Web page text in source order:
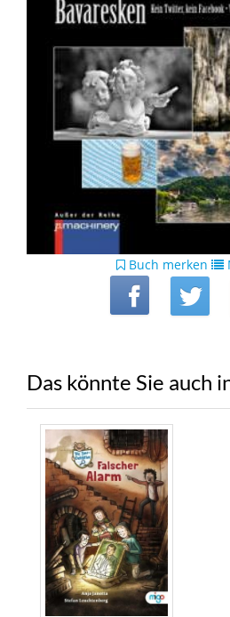
Buch merken
Das könnte Sie auch